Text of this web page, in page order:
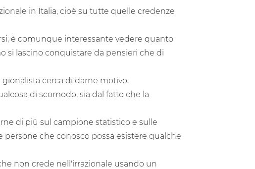
in Italia, cioè su tutte quelle credenze
è comunque interessante vedere quanto
si lascino conquistare da pensieri che di
cerca di darne motivo;
di scomodo, sia dal fatto che la
di più sul campione statistico e sulle
che conosco possa esistere qualche
non crede nell'irrazionale usando un